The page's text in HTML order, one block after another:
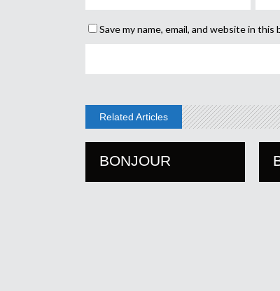
Save my name, email, and website in
Related Articles
BONJOUR